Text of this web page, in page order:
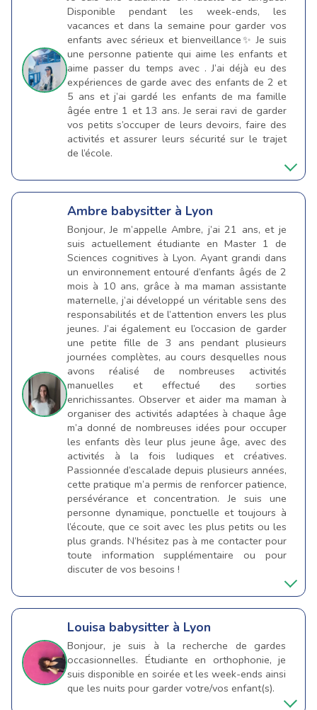
Disponible pendant les week-ends, les
vacances et dans la semaine pour garder vos
enfants avec sérieux et bienveillance✨ Je suis
une personne patiente qui aime les enfants et
aime passer du temps avec . J’ai déjà eu des
expériences de garde avec des enfants de 2 et
5 ans et j’ai gardé les enfants de ma famille
âgée entre 1 et 13 ans. Je serai ravi de garder
vos petits s’occuper de leurs devoirs, faire des
activités et assurer leurs sécurité sur le trajet
de l’école.
Ambre babysitter à Lyon
Bonjour, Je m’appelle Ambre, j’ai 21 ans, et je
suis actuellement étudiante en Master 1 de
Sciences cognitives à Lyon. Ayant grandi dans
un environnement entouré d’enfants âgés de 2
mois à 10 ans, grâce à ma maman assistante
maternelle, j’ai développé un véritable sens des
responsabilités et de l’attention envers les plus
jeunes. J’ai également eu l’occasion de garder
une petite fille de 3 ans pendant plusieurs
journées complètes, au cours desquelles nous
avons réalisé de nombreuses activités
manuelles et effectué des sorties
enrichissantes. Observer et aider ma maman à
organiser des activités adaptées à chaque âge
m’a donné de nombreuses idées pour occuper
les enfants dès leur plus jeune âge, avec des
activités à la fois ludiques et créatives.
Passionnée d’escalade depuis plusieurs années,
cette pratique m’a permis de renforcer patience,
persévérance et concentration. Je suis une
personne dynamique, ponctuelle et toujours à
l’écoute, que ce soit avec les plus petits ou les
plus grands. N’hésitez pas à me contacter pour
toute information supplémentaire ou pour
discuter de vos besoins !
Louisa babysitter à Lyon
Bonjour, je suis à la recherche de gardes
occasionnelles. Étudiante en orthophonie, je
suis disponible en soirée et les week-ends ainsi
que les nuits pour garder votre/vos enfant(s).